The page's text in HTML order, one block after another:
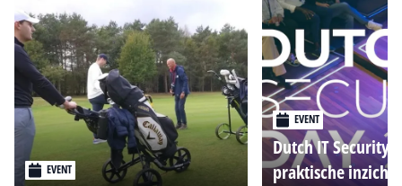
EVENT
EVENT
Dutch IT Security
praktische